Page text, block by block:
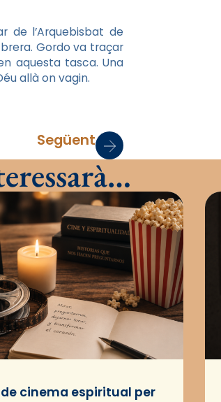
de l’Arquebisbat de
Gordo va traçar
aquesta tasca. Una
allà on vagin.
Següent
cinema espiritual per